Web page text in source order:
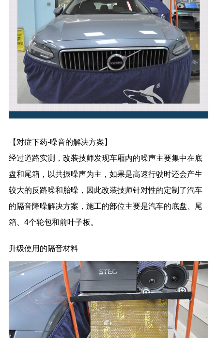
【对症下药-噪音的解决方案】
经过道路实测，改装技师发现车厢内的噪声主要集中在底
盘和尾箱，以共振噪声为主，如果是高速行驶时还会产生
较大的反路噪和胎噪，因此改装技师针对性的定制了汽车
的隔音降噪解决方案，施工的部位主要是汽车的底盘、尾
箱、4个轮包和前叶子板。
升级使用的隔音材料